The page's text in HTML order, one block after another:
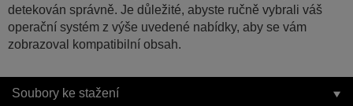
detekován správně. Je důležité, abyste ručně vybrali váš
operační systém z výše uvedené nabídky, aby se vám
zobrazoval kompatibilní obsah.
Soubory ke stažení